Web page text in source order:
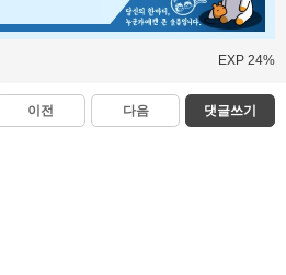
EXP 24%
이전 다음 댓글쓰기